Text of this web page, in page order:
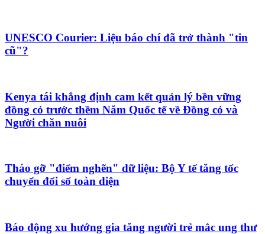
UNESCO Courier: Liệu báo chí đã trở thành "tin
cũ"?
Kenya tái khẳng định cam kết quản lý bền vững
đồng cỏ trước thềm Năm Quốc tế về Đồng cỏ và
Người chăn nuôi
Tháo gỡ "điểm nghẽn" dữ liệu: Bộ Y tế tăng tốc
chuyển đổi số toàn diện
Báo động xu hướng gia tăng người trẻ mắc ung thư